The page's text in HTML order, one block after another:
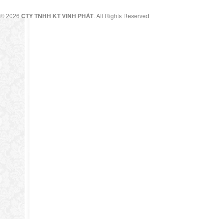
© 2026 CTY TNHH KT VINH PHÁT. All Rights Reserved